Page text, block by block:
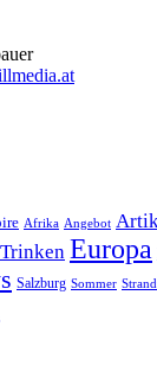
Afrika Angebot
Europa
Salzburg Sommer